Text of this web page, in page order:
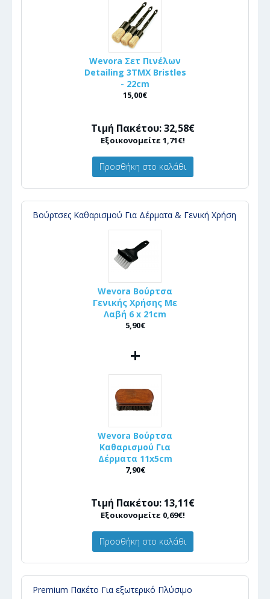
Wevora Σετ Πινέλων
Detailing 3ΤΜΧ Bristles
- 22cm
15,00€
Τιμή Πακέτου: 32,58€
Εξοικονομείτε 1,71€!
Προσθήκη στο καλάθι
Βούρτσες Καθαρισμού Για Δέρματα & Γενική Χρήση
Wevora Βούρτσα
Γενικής Χρήσης Με
Λαβή 6 x 21cm
5,90€
+
Wevora Βούρτσα
Καθαρισμού Για
Δέρματα 11x5cm
7,90€
Τιμή Πακέτου: 13,11€
Εξοικονομείτε 0,69€!
Προσθήκη στο καλάθι
Premium Πακέτο Για εξωτερικό Πλύσιμο